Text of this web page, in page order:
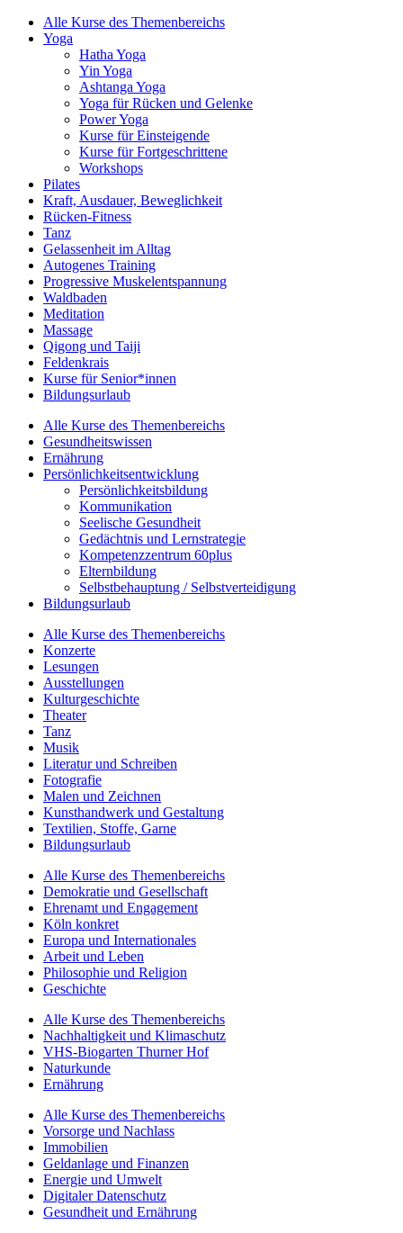
Alle Kurse des Themenbereichs
Yoga
Hatha Yoga
Yin Yoga
Ashtanga Yoga
Yoga für Rücken und Gelenke
Power Yoga
Kurse für Einsteigende
Kurse für Fortgeschrittene
Workshops
Pilates
Kraft, Ausdauer, Beweglichkeit
Rücken-Fitness
Tanz
Gelassenheit im Alltag
Autogenes Training
Progressive Muskelentspannung
Waldbaden
Meditation
Massage
Qigong und Taiji
Feldenkrais
Kurse für Senior*innen
Bildungsurlaub
Alle Kurse des Themenbereichs
Gesundheitswissen
Ernährung
Persönlichkeitsentwicklung
Persönlichkeitsbildung
Kommunikation
Seelische Gesundheit
Gedächtnis und Lernstrategie
Kompetenzzentrum 60plus
Elternbildung
Selbstbehauptung / Selbstverteidigung
Bildungsurlaub
Alle Kurse des Themenbereichs
Konzerte
Lesungen
Ausstellungen
Kulturgeschichte
Theater
Tanz
Musik
Literatur und Schreiben
Fotografie
Malen und Zeichnen
Kunsthandwerk und Gestaltung
Textilien, Stoffe, Garne
Bildungsurlaub
Alle Kurse des Themenbereichs
Demokratie und Gesellschaft
Ehrenamt und Engagement
Köln konkret
Europa und Internationales
Arbeit und Leben
Philosophie und Religion
Geschichte
Alle Kurse des Themenbereichs
Nachhaltigkeit und Klimaschutz
VHS-Biogarten Thurner Hof
Naturkunde
Ernährung
Alle Kurse des Themenbereichs
Vorsorge und Nachlass
Immobilien
Geldanlage und Finanzen
Energie und Umwelt
Digitaler Datenschutz
Gesundheit und Ernährung